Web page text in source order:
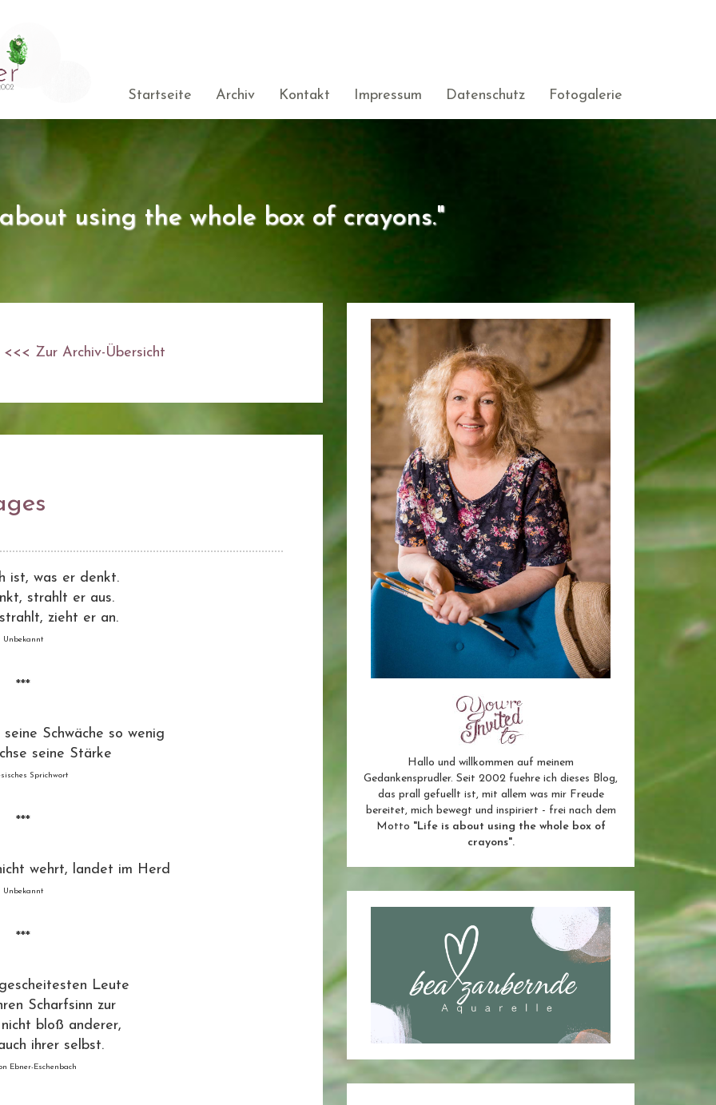
Startseite Archiv Kontakt Impressum Datenschutz Fotogalerie
using the whole box of crayons."
<<< Zur Archiv-Übersicht
ist, was er denkt.
strahlt er aus.
zieht er an.
Unbekannt
***
Schwäche so wenig
seine Stärke
Sprichwort
***
wehrt, landet im Herd
Unbekannt
***
Leute
Scharfsinn zur
bloß anderer,
ihrer selbst.
Ebner-Eschenbach
Hallo und willkommen auf meinem
Gedankensprudler. Seit 2002 fuehre ich dieses Blog,
das prall gefuellt ist, mit allem was mir Freude
bereitet, mich bewegt und inspiriert - frei nach dem
Motto "Life is about using the whole box of
crayons".